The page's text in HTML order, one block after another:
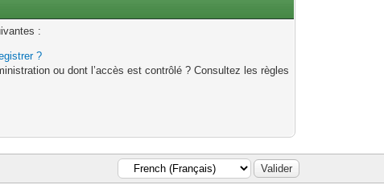
:
?
ou dont l’accès est contrôlé ? Consultez les règles